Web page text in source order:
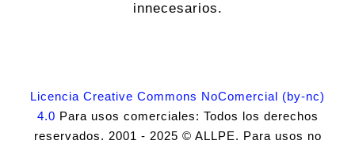
innecesarios.
Licencia Creative Commons NoComercial (by-nc)
4.0 Para usos comerciales: Todos los derechos
reservados. 2001 - 2025 © ALLPE. Para usos no